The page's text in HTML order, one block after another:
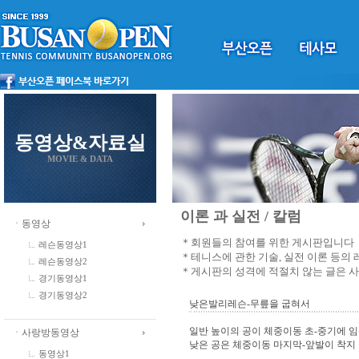
동영상&자료실
MOVIE & DATA
ㆍ동영상
레슨동영상1
레슨동영상2
경기동영상1
경기동영상2
ㆍ사랑방동영상
동영상1
이론 과 실전 / 칼럼
＊회원들의 참여를 위한 게시판입니다
＊테니스에 관한 기술, 실전 이론 등의
＊게시판의 성격에 적절치 않는 글은
낮은발리레슨-무릎을 굽혀서
일반 높이의 공이 체중이동 초-중기에
낮은 공은 체중이동 마지막-앞발이 착